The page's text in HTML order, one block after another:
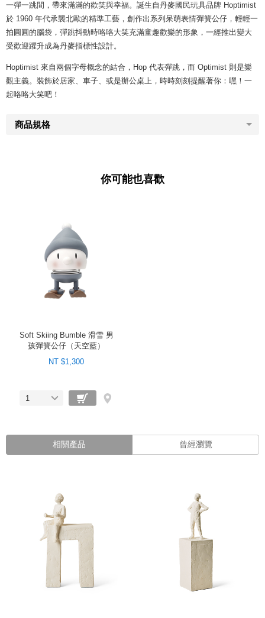
一彈一跳間，帶來滿滿的歡笑與幸福。誕生自丹麥國民玩具品牌 Hoptimist
於 1960 年代承襲北歐的精準工藝，創作出系列呆萌表情彈簧公仔，輕輕一
拍圓圓的腦袋，彈跳抖動時咯咯大笑充滿童趣歡樂的形象，一經推出變大
受歡迎躍升成為丹麥指標性設計。
Hoptimist 來自兩個字母概念的結合，Hop 代表彈跳，而 Optimist 則是樂
觀主義。裝飾於居家、車子、或是辦公桌上，時時刻刻提醒著你：嘿！一
起咯咯大笑吧！
商品規格
你可能也喜歡
Soft Skiing Bumble 滑雪 男
孩彈簧公仔（天空藍）
NT $1,300
1
相關產品 曾經瀏覽